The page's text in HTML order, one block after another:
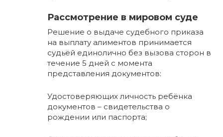
Рассмотрение в мировом суде
Решение о выдаче судебного приказа
на выплату алиментов принимается
судьёй единолично без вызова сторон в
течение 5 дней с момента
представления документов:
Удостоверяющих личность ребёнка
документов – свидетельства о
рождении или паспорта;